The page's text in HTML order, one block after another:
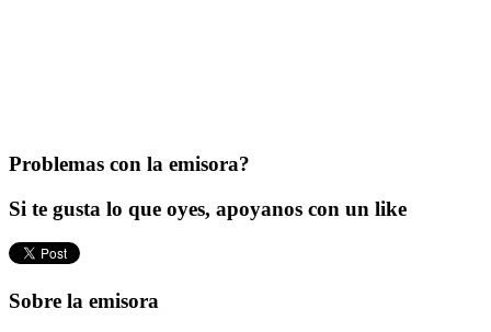
Problemas con la emisora?
Si te gusta lo que oyes, apoyanos con un like
Sobre la emisora